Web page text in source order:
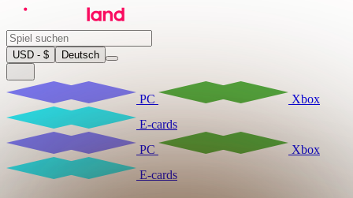
USD - $ Deutsch
PC
Xbox
E-cards
PC
Xbox
E-cards